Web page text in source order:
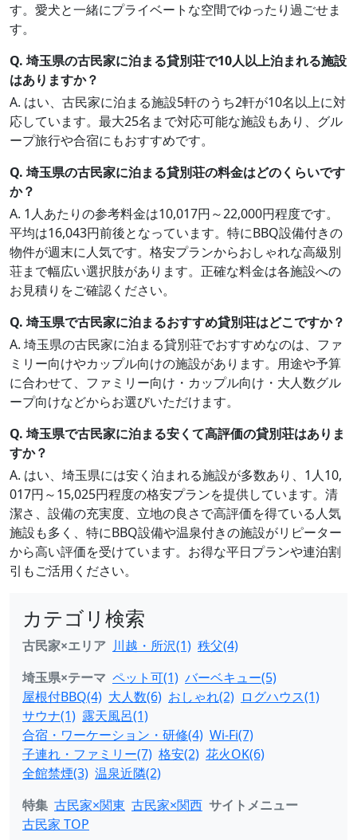
す。愛犬と一緒にプライベートな空間でゆったり過ごせま
す。
Q. 埼玉県の古民家に泊まる貸別荘で10人以上泊まれる施設
はありますか？
A. はい、古民家に泊まる施設5軒のうち2軒が10名以上に対
応しています。最大25名まで対応可能な施設もあり、グル
ープ旅行や合宿にもおすすめです。
Q. 埼玉県の古民家に泊まる貸別荘の料金はどのくらいです
か？
A. 1人あたりの参考料金は10,017円～22,000円程度です。
平均は16,043円前後となっています。特にBBQ設備付きの
物件が週末に人気です。格安プランからおしゃれな高級別
荘まで幅広い選択肢があります。正確な料金は各施設への
お見積りをご確認ください。
Q. 埼玉県で古民家に泊まるおすすめ貸別荘はどこですか？
A. 埼玉県の古民家に泊まる貸別荘でおすすめなのは、ファ
ミリー向けやカップル向けの施設があります。用途や予算
に合わせて、ファミリー向け・カップル向け・大人数グル
ープ向けなどからお選びいただけます。
Q. 埼玉県で古民家に泊まる安くて高評価の貸別荘はありま
すか？
A. はい、埼玉県には安く泊まれる施設が多数あり、1人10,
017円～15,025円程度の格安プランを提供しています。清
潔さ、設備の充実度、立地の良さで高評価を得ている人気
施設も多く、特にBBQ設備や温泉付きの施設がリピーター
から高い評価を受けています。お得な平日プランや連泊割
引もご活用ください。
カテゴリ検索
古民家×エリア 川越・所沢(1) 秩父(4)
埼玉県×テーマ ペット可(1) バーベキュー(5)
屋根付BBQ(4) 大人数(6) おしゃれ(2) ログハウス(1)
サウナ(1) 露天風呂(1)
合宿・ワーケーション・研修(4) Wi-Fi(7)
子連れ・ファミリー(7) 格安(2) 花火OK(6)
全館禁煙(3) 温泉近隣(2)
特集 古民家×関東 古民家×関西 サイトメニュー
古民家 TOP